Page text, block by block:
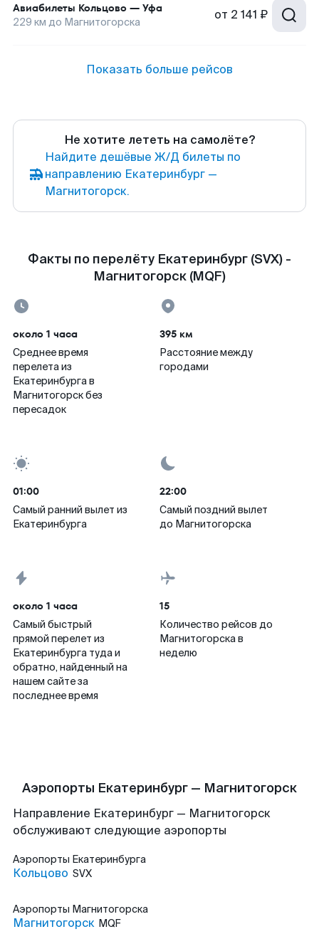
Авиабилеты Кольцово — Уфа
229 км до Магнитогорска от 2 141 ₽
Показать больше рейсов
Не хотите лететь на самолёте?
Найдите дешёвые Ж/Д билеты по
направлению Екатеринбург —
Магнитогорск.
Факты по перелёту Екатеринбург (SVX) -
Магнитогорск (MQF)
около 1 часа
Среднее время
перелета из
Екатеринбурга в
Магнитогорск без
пересадок
395 км
Расстояние между
городами
01:00
Самый ранний вылет из
Екатеринбурга
22:00
Самый поздний вылет
до Магнитогорска
около 1 часа
Самый быстрый
прямой перелет из
Екатеринбурга туда и
обратно, найденный на
нашем сайте за
последнее время
15
Количество рейсов до
Магнитогорска в
неделю
Аэропорты Екатеринбург — Магнитогорск
Направление Екатеринбург — Магнитогорск
обслуживают следующие аэропорты
Аэропорты Екатеринбурга
Кольцово SVX
Аэропорты Магнитогорска
Магнитогорск MQF